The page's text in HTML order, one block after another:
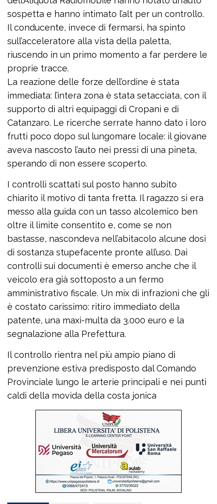
sospetta e hanno intimato l’alt per un controllo.
Il conducente, invece di fermarsi, ha spinto
sull’acceleratore alla vista della paletta,
riuscendo in un primo momento a far perdere le
proprie tracce.
La reazione delle forze dell’ordine è stata
immediata: l’intera zona è stata setacciata, con il
supporto di altri equipaggi di Cropani e di
Catanzaro. Le ricerche serrate hanno dato i loro
frutti poco dopo sul lungomare locale: il giovane
aveva nascosto l’auto nei pressi di una pineta,
sperando di non essere scoperto.
I controlli scattati sul posto hanno subito
chiarito il motivo di tanta fretta. Il ragazzo si era
messo alla guida con un tasso alcolemico ben
oltre il limite consentito e, come se non
bastasse, nascondeva nell’abitacolo alcune dosi
di sostanza stupefacente pronte all’uso. Dai
controlli sui documenti è emerso anche che il
veicolo era già sottoposto a un fermo
amministrativo fiscale. Un mix di infrazioni che gli
è costato carissimo: ritiro immediato della
patente, una maxi-multa da 3.000 euro e la
segnalazione alla Prefettura.
Il controllo rientra nel più ampio piano di
prevenzione estiva predisposto dal Comando
Provinciale lungo le arterie principali e nei punti
caldi della movida della costa jonica